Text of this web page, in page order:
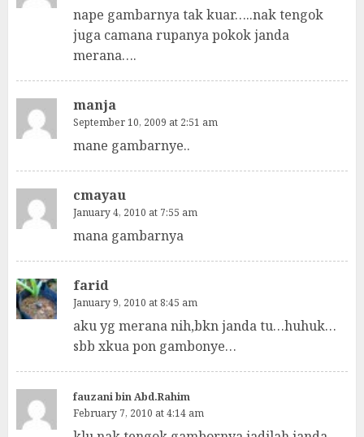
nape gambarnya tak kuar…..nak tengok
juga camana rupanya pokok janda
merana….
manja
September 10, 2009 at 2:51 am
mane gambarnye..
cmayau
January 4, 2010 at 7:55 am
mana gambarnya
farid
January 9, 2010 at 8:45 am
aku yg merana nih,bkn janda tu…huhuk…
sbb xkua pon gambonye…
fauzani bin Abd.Rahim
February 7, 2010 at 4:14 am